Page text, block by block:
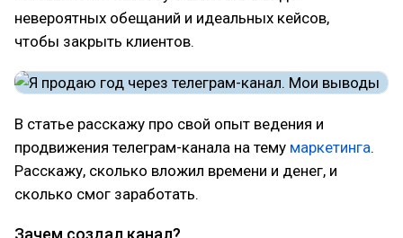
невероятных обещаний и идеальных кейсов,
чтобы закрыть клиентов.
В статье расскажу про свой опыт ведения и
продвижения телеграм-канала на тему маркетинга.
Расскажу, сколько вложил времени и денег, и
сколько смог заработать.
Зачем создал канал?